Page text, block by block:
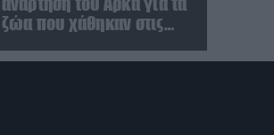
ζώα που χάθηκαν στις
(φωτο)